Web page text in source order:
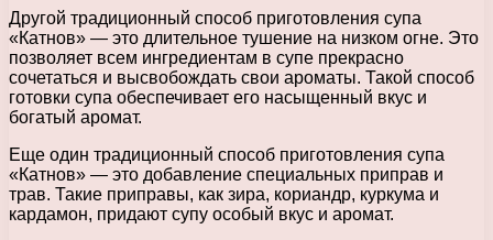
Другой традиционный способ приготовления супа
«Катнов» — это длительное тушение на низком огне. Это
позволяет всем ингредиентам в супе прекрасно
сочетаться и высвобождать свои ароматы. Такой способ
готовки супа обеспечивает его насыщенный вкус и
богатый аромат.
Еще один традиционный способ приготовления супа
«Катнов» — это добавление специальных приправ и
трав. Такие приправы, как зира, кориандр, куркума и
кардамон, придают супу особый вкус и аромат.